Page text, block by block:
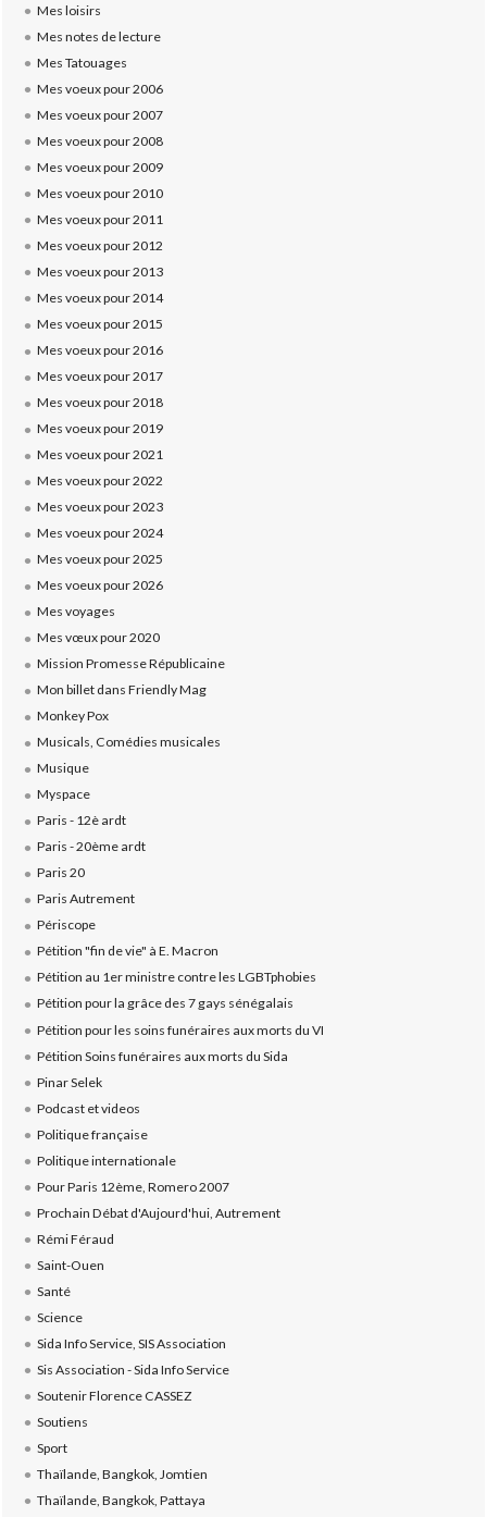
Mes loisirs
Mes notes de lecture
Mes Tatouages
Mes voeux pour 2006
Mes voeux pour 2007
Mes voeux pour 2008
Mes voeux pour 2009
Mes voeux pour 2010
Mes voeux pour 2011
Mes voeux pour 2012
Mes voeux pour 2013
Mes voeux pour 2014
Mes voeux pour 2015
Mes voeux pour 2016
Mes voeux pour 2017
Mes voeux pour 2018
Mes voeux pour 2019
Mes voeux pour 2021
Mes voeux pour 2022
Mes voeux pour 2023
Mes voeux pour 2024
Mes voeux pour 2025
Mes voeux pour 2026
Mes voyages
Mes vœux pour 2020
Mission Promesse Républicaine
Mon billet dans Friendly Mag
Monkey Pox
Musicals, Comédies musicales
Musique
Myspace
Paris - 12è ardt
Paris - 20ème ardt
Paris 20
Paris Autrement
Périscope
Pétition "fin de vie" à E. Macron
Pétition au 1er ministre contre les LGBTphobies
Pétition pour la grâce des 7 gays sénégalais
Pétition pour les soins funéraires aux morts du VI
Pétition Soins funéraires aux morts du Sida
Pinar Selek
Podcast et videos
Politique française
Politique internationale
Pour Paris 12ème, Romero 2007
Prochain Débat d'Aujourd'hui, Autrement
Rémi Féraud
Saint-Ouen
Santé
Science
Sida Info Service, SIS Association
Sis Association - Sida Info Service
Soutenir Florence CASSEZ
Soutiens
Sport
Thaïlande, Bangkok, Jomtien
Thaïlande, Bangkok, Pattaya